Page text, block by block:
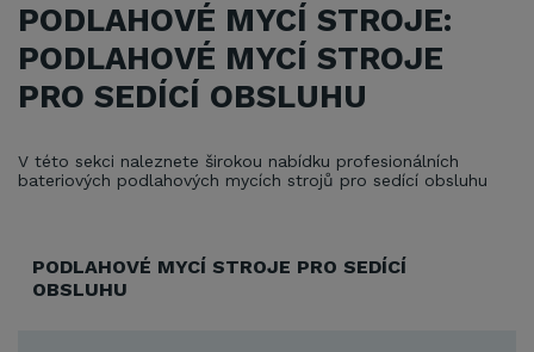
PODLAHOVÉ MYCÍ STROJE:
PODLAHOVÉ MYCÍ STROJE
PRO SEDÍCÍ OBSLUHU
V této sekci naleznete širokou nabídku profesionálních
bateriových podlahových mycích strojů pro sedící obsluhu
PODLAHOVÉ MYCÍ STROJE PRO SEDÍCÍ
OBSLUHU